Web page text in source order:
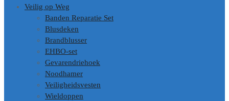
Veilig op Weg
Banden Reparatie Set
Blusdeken
Brandblusser
EHBO-set
Gevarendriehoek
Noodhamer
Veiligheidsvesten
Wieldoppen